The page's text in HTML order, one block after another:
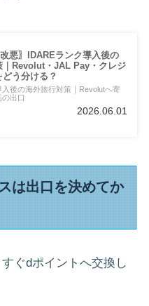
悪〗IDAREランク導入後の
｜Revolut・JAL Pay・クレジ
う分ける？
入後の海外旅行対策｜Revolutへ寄
出口
2026.06.01
は出口を決めてか
ぐdポイントへ交換し